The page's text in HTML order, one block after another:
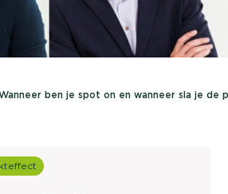
ben je spot on en wanneer sla je de